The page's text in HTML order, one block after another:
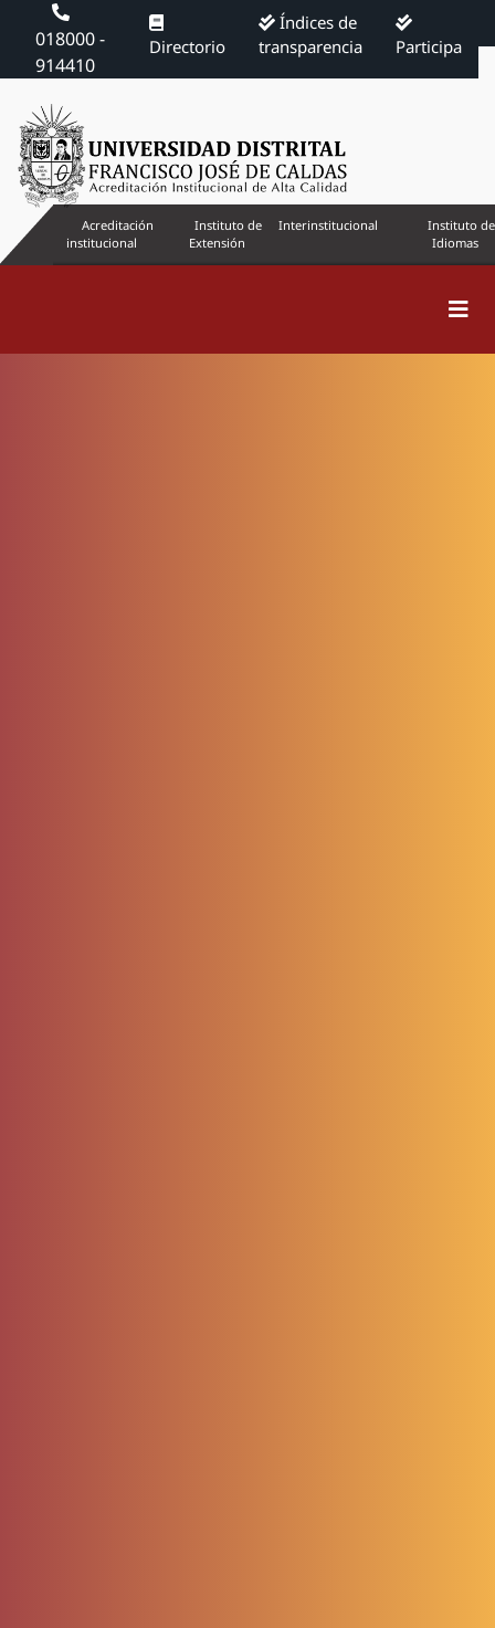
018000 -
914410
Directorio
Índices de
transparencia
Participa
Acreditación
institucional
Instituto de
Extensión
Interinstitucional
Instituto de
Idiomas